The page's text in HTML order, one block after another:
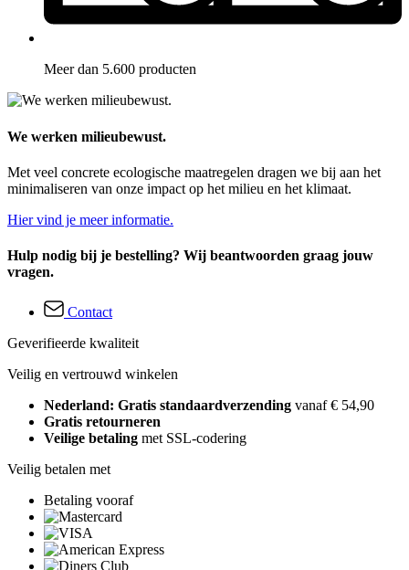
Meer dan 5.600 producten
We werken milieubewust.
Met veel concrete ecologische maatregelen dragen we bij aan het
minimaliseren van onze impact op het milieu en het klimaat.
Hier vind je meer informatie.
Hulp nodig bij je bestelling? Wij beantwoorden graag jouw
vragen.
Contact
Geverifieerde kwaliteit
Veilig en vertrouwd winkelen
Nederland: Gratis standaardverzending vanaf € 54,90
Gratis retourneren
Veilige betaling met SSL-codering
Veilig betalen met
Betaling vooraf